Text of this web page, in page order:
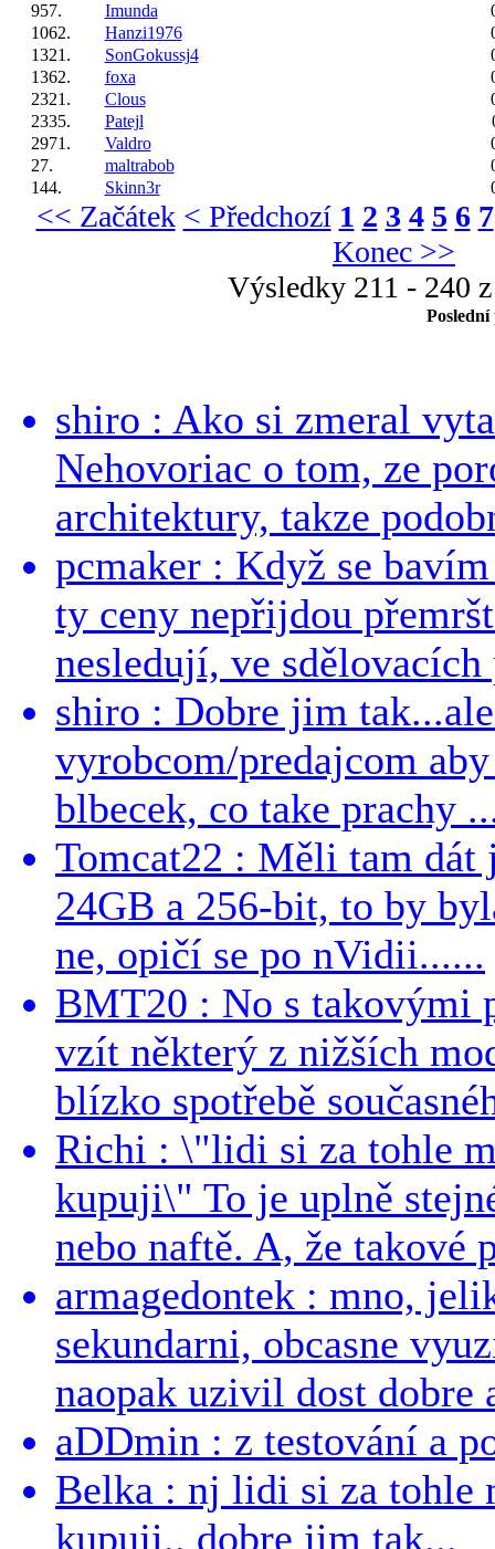
957.
Imunda
1062.
Hanzi1976
1321.
SonGokussj4
1362.
foxa
2321.
Clous
2335.
Patejl
2971.
Valdro
27.
maltrabob
144.
Skinn3r
<< Začátek < Předchozí 1 2 3 4 5 6 7
Konec >>
Výsledky 211 - 240
shiro : Ako si zmeral
Nehovoriac o tom, ze
architektury, takze
pcmaker : Když se
ty ceny nepřijdou
nesledují, ve sdělovacích
shiro : Dobre jim
vyrobcom/predajcom
blbecek, co take prachy
Tomcat22 : Měli tam dát
24GB a 256-bit, to by
ne, opičí se po nVidii......
BMT20 : No s takovými
vzít některý z nižších
blízko spotřebě
Richi : \"lidi si za tohle
kupuji\" To je uplně
nebo naftě. A, že takové
armagedontek : mno,
sekundarni, obcasne
naopak uzivil dost dobre
aDDmin : z testování a
Belka : nj lidi si za tohle
kupuji.. dobre jim tak...